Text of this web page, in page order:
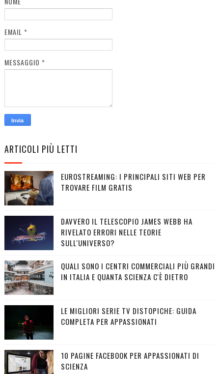
EMAIL *
MESSAGGIO *
ARTICOLI PIÙ LETTI
EUROSTREAMING: I PRINCIPALI SITI WEB PER
TROVARE FILM GRATIS
DAVVERO IL TELESCOPIO JAMES WEBB HA
RIVELATO ERRORI NELLE TEORIE
SULL'UNIVERSO?
QUALI SONO I CENTRI COMMERCIALI PIÙ GRANDI
IN ITALIA E QUANTA SCIENZA C'È DIETRO
LE MIGLIORI SERIE TV DISTOPICHE: GUIDA
COMPLETA PER APPASSIONATI
10 PAGINE FACEBOOK PER APPASSIONATI DI
SCIENZA